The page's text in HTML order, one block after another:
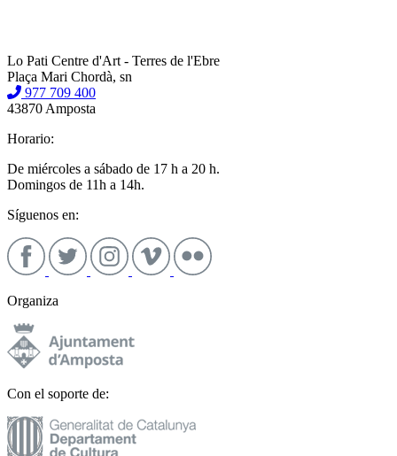
Lo Pati Centre d'Art - Terres de l'Ebre
Plaça Mari Chordà, sn
977 709 400
43870 Amposta
Horario:
De miércoles a sábado de 17 h a 20 h.
Domingos de 11h a 14h.
Síguenos en:
Organiza
Con el soporte de: